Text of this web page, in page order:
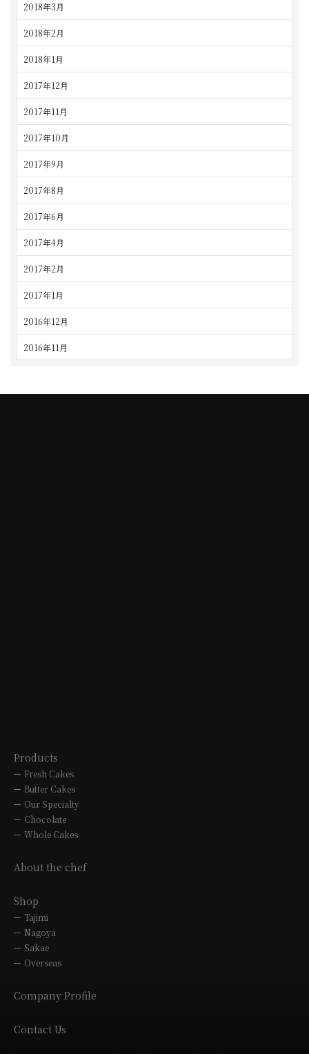
2018年3月
2018年2月
2018年1月
2017年12月
2017年11月
2017年10月
2017年9月
2017年8月
2017年6月
2017年4月
2017年2月
2017年1月
2016年12月
2016年11月
Products
Fresh Cakes
Butter Cakes
Our Specialty
Chocolate
Whole Cakes
About the chef
Shop
Tajimi
Nagoya
Sakae
Overseas
Company Profile
Contact Us